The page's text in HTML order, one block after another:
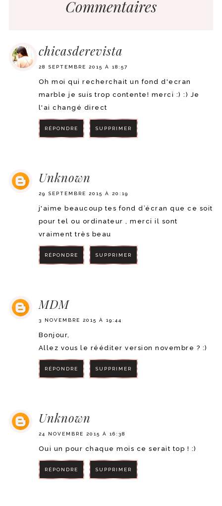
Commentaires
chicasderevista
28 SEPTEMBRE 2015 À 18:57
Oh moi qui recherchait un fond d'ecran
marble je suis trop contente! merci :) :) Je
l'ai changé direct
RÉPONDRE SUPPRIMER
Unknown
29 SEPTEMBRE 2015 À 20:19
j'aime beaucoup tes fond d’écran que ce soit
pour tel ou ordinateur , merci il sont
vraiment très beau
RÉPONDRE SUPPRIMER
MDM
3 NOVEMBRE 2015 À 19:44
Bonjour,
Allez vous le rééditer version novembre ? :)
RÉPONDRE SUPPRIMER
Unknown
24 NOVEMBRE 2015 À 16:38
Oui un pour chaque mois ce serait top ! :)
RÉPONDRE SUPPRIMER